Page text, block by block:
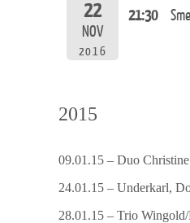
22
NOV
2016
21:30
2015
09.01.15 – Duo
24.01.15 – Underkarl,
28.01.15 – Trio